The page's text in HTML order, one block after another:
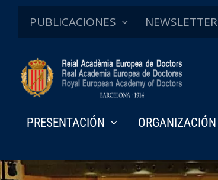
PUBLICACIONES NEWSLETTER
PRESENTACIÓN ORGANIZACIÓN